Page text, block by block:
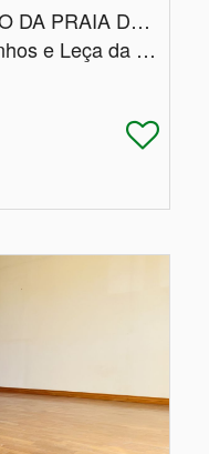
T0 COM TERRAÇO PERTO DA PRAIA DE LEÇA
Porto, Matosinhos, Matosinhos e Leça da Palmeira